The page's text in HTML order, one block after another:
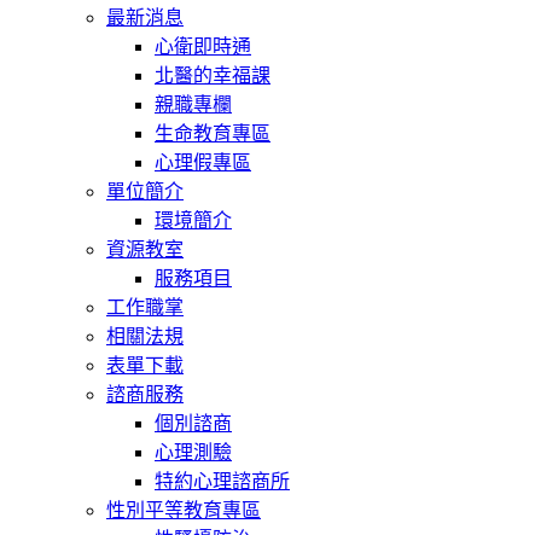
最新消息
心衛即時通
北醫的幸福課
親職專欄
生命教育專區
心理假專區
單位簡介
環境簡介
資源教室
服務項目
工作職掌
相關法規
表單下載
諮商服務
個別諮商
心理測驗
特約心理諮商所
性別平等教育專區